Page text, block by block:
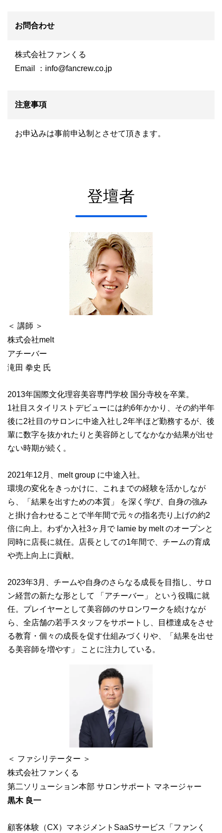
お問合わせ
株式会社ファンくる
Email ： info@fancrew.co.jp
注意事項
お申込みは事前申込制とさせて頂きます。
登壇者
＜ 講師 ＞
株式会社melt
アチーバー
滝田 拳史 氏
2013年国際文化理容美容専門学校 国分寺校を卒業。
1社目スタイリストデビューには約6年かかり、その約半年
後に2社目のサロンに中途入社し2年半ほど勤務するが、後
輩に数字を抜かれたりと美容師としてなかなか結果が出せ
ない時期が続く。
2021年12月、melt group に中途入社。
環境の変化をきっかけに、これまでの経験を活かしなが
ら、「結果を出すための本質」 を深く学び、自身の強み
と掛け合わせることで半年間で元々の指名売り上げの約2
倍に向上。わずか入社3ヶ月で lamie by melt のオープンと
同時に店長に就任。店長としての1年間で、チームの育成
や売上向上に貢献。
2023年3月、チームや自身のさらなる成長を目指し、サロ
ン経営の新たな形として 「アチーバー」 という役職に就
任。プレイヤーとして美容師のサロンワークを続けなが
ら、全店舗の若手スタッフをサポートし、目標達成をさせ
る教育・個々の成長を促す仕組みづくりや、「結果を出せ
る美容師を増やす」 ことに注力している。
＜ ファシリテーター ＞
株式会社ファンくる
第二ソリューション本部 サロンサポート マネージャー
黒木 良一
顧客体験（CX）マネジメントSaaSサービス「ファンく